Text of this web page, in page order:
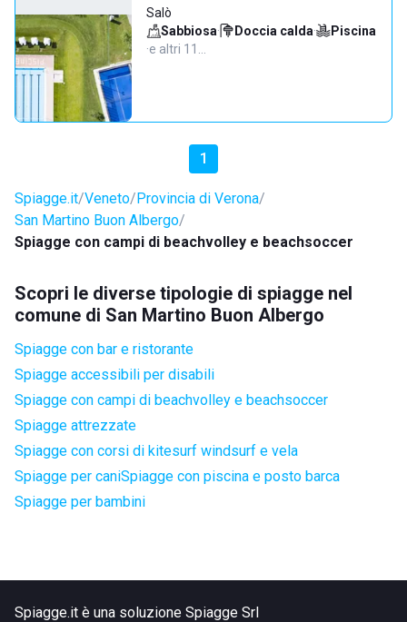
Salò
Sabbiosa· Doccia calda·
Piscina
·e altri 11…
1
Spiagge.it Veneto Provincia di Verona
San Martino Buon Albergo
Spiagge con campi di beachvolley e beachsoccer
Scopri le diverse tipologie di spiagge nel
comune di San Martino Buon Albergo
Spiagge con bar e ristorante
Spiagge accessibili per disabili
Spiagge con campi di beachvolley e beachsoccer
Spiagge attrezzate
Spiagge con corsi di kitesurf windsurf e vela
Spiagge per caniSpiagge con piscina e posto barca
Spiagge per bambini
Spiagge.it è una soluzione Spiagge Srl